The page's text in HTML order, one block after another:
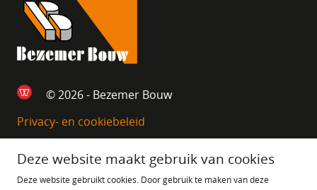
© 2026 - Bezemer Bouw
Privacy- en cookiebeleid
Deze website maakt gebruik van cookies
Deze website gebruikt cookies. Door gebruik te maken van deze